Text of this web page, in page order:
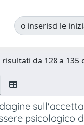
o inserisci le
da 128 a 135
psicologico